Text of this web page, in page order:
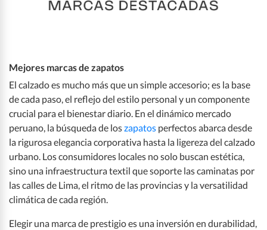
Mejores marcas de zapatos
El calzado es mucho más que un simple accesorio; es la base
de cada paso, el reflejo del estilo personal y un componente
crucial para el bienestar diario. En el dinámico mercado
peruano, la búsqueda de loszapatos perfectos abarca desde
la rigurosa elegancia corporativa hasta la ligereza del calzado
urbano. Los consumidores locales no solo buscan estética,
sino una infraestructura textil que soporte las caminatas por
las calles de Lima, el ritmo de las provincias y la versatilidad
climática de cada región.
Elegir una marca de prestigio es una inversión en durabilidad,